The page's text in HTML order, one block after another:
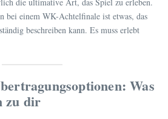
bei einem WK-Achtelfinale ist etwas, das
beschreiben kann. Es muss erlebt
Was
zu dir